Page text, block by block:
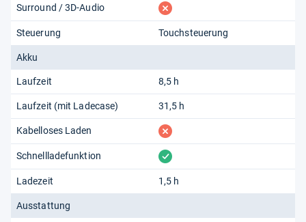
Surround / 3D-Audio fehlt
Steuerung Touchsteuerung
Akku
Laufzeit 8,5 h
Laufzeit (mit Ladecase) 31,5 h
Kabelloses Laden fehlt
Schnellladefunktion vorhanden
Ladezeit 1,5 h
Ausstattung